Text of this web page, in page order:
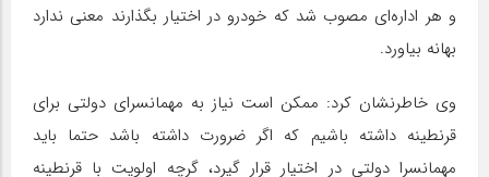
و هر اداره‌ای مصوب شد که خودرو در اختیار بگذارند معنی ندارد
بهانه بیاورد.
وی خاطرنشان کرد: ممکن است نیاز به مهمانسرای دولتی برای
قرنطینه داشته باشیم که اگر ضرورت داشته باشد حتما باید
مهمانسرا دولتی در اختیار قرار گیرد، گرچه اولویت با قرنطینه